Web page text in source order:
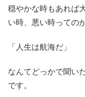
穏やかな時もあれば
い時、悪い時っての
「人生は航海だ」
なんてどっかで聞い
です。